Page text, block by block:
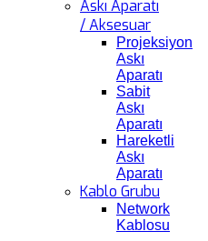
Askı Aparatı
/ Aksesuar
Projeksiyon
Askı
Aparatı
Sabit
Askı
Aparatı
Hareketli
Askı
Aparatı
Kablo Grubu
Network
Kablosu